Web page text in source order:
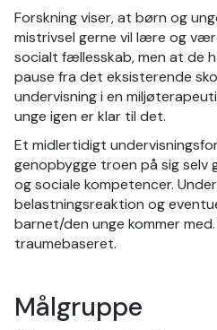
Forskning viser, at børn og
mistrivsel gerne vil lære og
socialt fællesskab, men at de
pause fra det eksisterende
undervisning i en
unge igen er klar til det.
Et midlertidigt
genopbygge troen på sig selv
og sociale kompetencer.
belastningsreaktion og
barnet/den unge kommer
traumebaseret.
Målgruppe